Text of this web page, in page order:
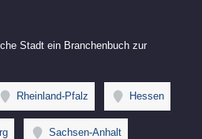
Stadt ein Branchenbuch zur
Rheinland-Pfalz Hessen
Sachsen-Anhalt